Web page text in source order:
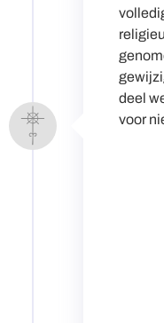
deel
voor